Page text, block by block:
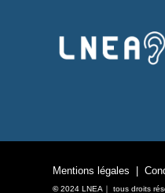
Mentions légales |
©2024 LNEA｜ tous droits